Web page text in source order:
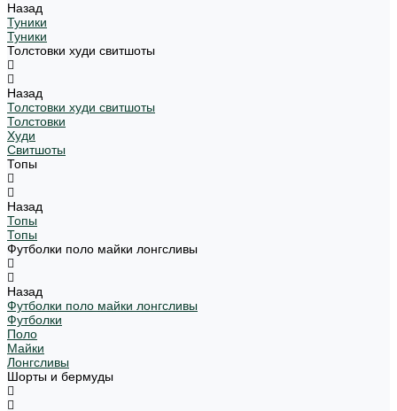
Назад
Туники
Туники
Толстовки худи свитшоты
Назад
Толстовки худи свитшоты
Толстовки
Худи
Свитшоты
Топы
Назад
Топы
Топы
Футболки поло майки лонгсливы
Назад
Футболки поло майки лонгсливы
Футболки
Поло
Майки
Лонгсливы
Шорты и бермуды